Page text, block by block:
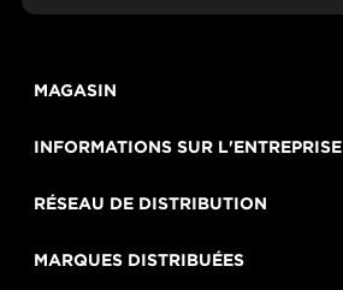
MAGASIN
INFORMATIONS SUR L'ENTREPRISE
RÉSEAU DE DISTRIBUTION
MARQUES DISTRIBUÉES